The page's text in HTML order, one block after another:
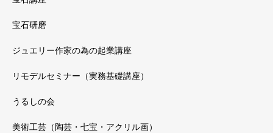
宝石研磨
ジュエリー作家の為の起業講座
リモデルセミナー（実務基礎講座）
うるしの会
美術工芸（陶芸・七宝・アクリル画）